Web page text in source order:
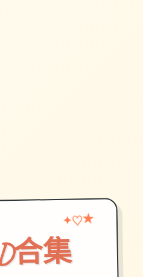
合集
✦
♡★